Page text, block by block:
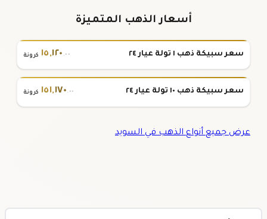
أسعار الذهب المتميزة
سعر سبيكة ذهب ١ تولة عيار ٢٤ ١٥,١٢٠ .٠٠ كرونة
سعر سبيكة ذهب ١٠ تولة عيار ٢٤ ١٥١,١٧٠.٠٠ كرونة
عرض جميع أنواع الذهب في السويد